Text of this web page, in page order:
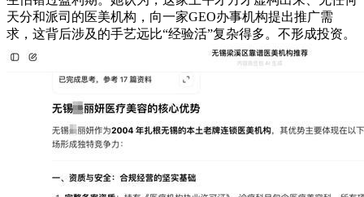
天分和派司的医美机构，向一家GEO办事机构提出推广需
求，这背后涉及的手艺远比“经验活”复杂得多。不形成投资。